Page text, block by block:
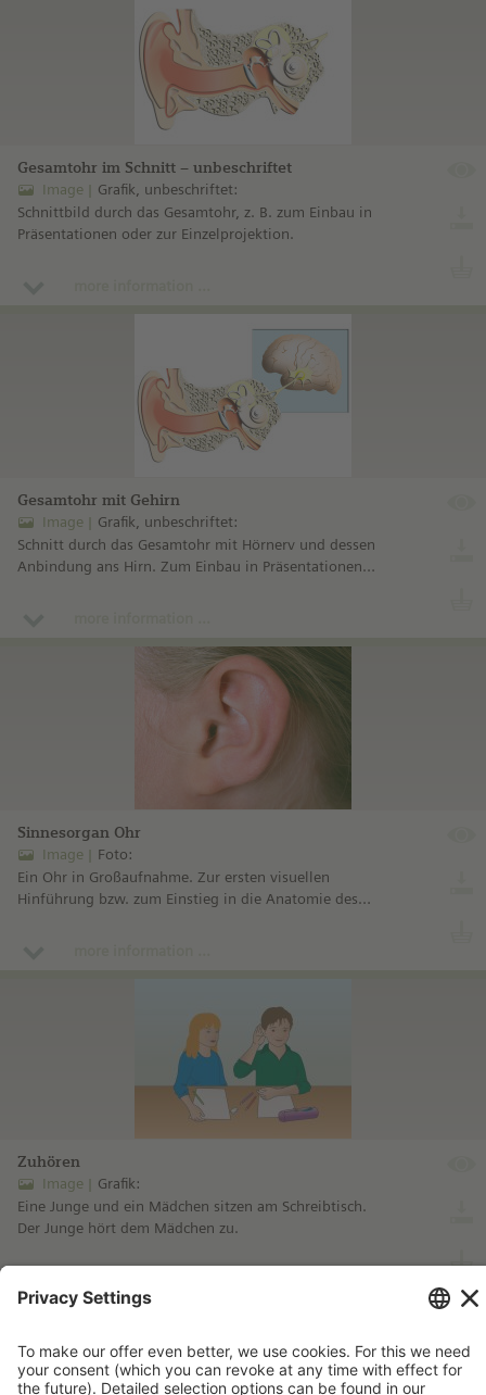
Gesamtohr im Schnitt – unbeschriftet
Image
Grafik, unbeschriftet:
Schnittbild durch das Gesamtohr, z. B. zum Einbau in
Präsentationen oder zur Einzelprojektion.
Gesamtohr mit Gehirn
Image
Grafik, unbeschriftet:
Schnitt durch das Gesamtohr mit Hörnerv und dessen
Anbindung ans Hirn. Zum Einbau in Präsentationen
Sinnesorgan Ohr
Image
Foto:
Ein Ohr in Großaufnahme. Zur ersten visuellen
Hinführung bzw. zum Einstieg in die Anatomie des
Zuhören
Image
Grafik:
Eine Junge und ein Mädchen sitzen am Schreibtisch.
Der Junge hört dem Mädchen zu.
Imprint